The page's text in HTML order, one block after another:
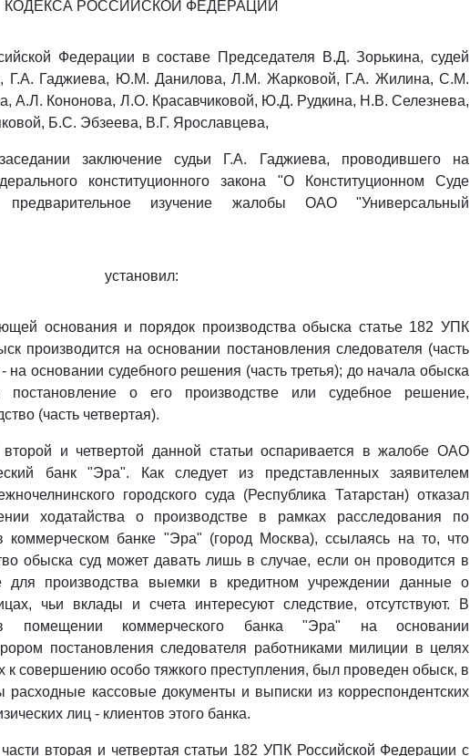
КОДЕКСА РОССИЙСКОЙ ФЕДЕРАЦИИ
Федерации в составе Председателя В.Д. Зорькина, судей
Г.А. Гаджиева, Ю.М. Данилова, Л.М. Жарковой, Г.А. Жилина, С.М.
А.Л. Кононова, Л.О. Красавчиковой, Ю.Д. Рудкина, Н.В. Селезнева,
Б.С. Эбзеева, В.Г. Ярославцева,
заключение судьи Г.А. Гаджиева, проводившего на
конституционного закона "О Конституционном Суде
предварительное изучение жалобы ОАО "Универсальный
установил:
основания и порядок производства обыска статье 182 УПК
производится на основании постановления следователя (часть
основании судебного решения (часть третья); до начала обыска
постановление о его производстве или судебное решение,
(часть четвертая).
второй и четвертой данной статьи оспаривается в жалобе ОАО
банк "Эра". Как следует из представленных заявителем
городского суда (Республика Татарстан) отказал
ходатайства о производстве в рамках расследования по
коммерческом банке "Эра" (город Москва), ссылаясь на то, что
обыска суд может давать лишь в случае, если он проводится в
производства выемки в кредитном учреждении данные о
чьи вклады и счета интересуют следствие, отсутствуют. В
коммерческого банка "Эра" на основании
постановления следователя работниками милиции в целях
к совершению особо тяжкого преступления, был проведен обыск, в
расходные кассовые документы и выписки из корреспондентских
лиц - клиентов этого банка.
вторая и четвертая статьи 182 УПК Российской Федерации с